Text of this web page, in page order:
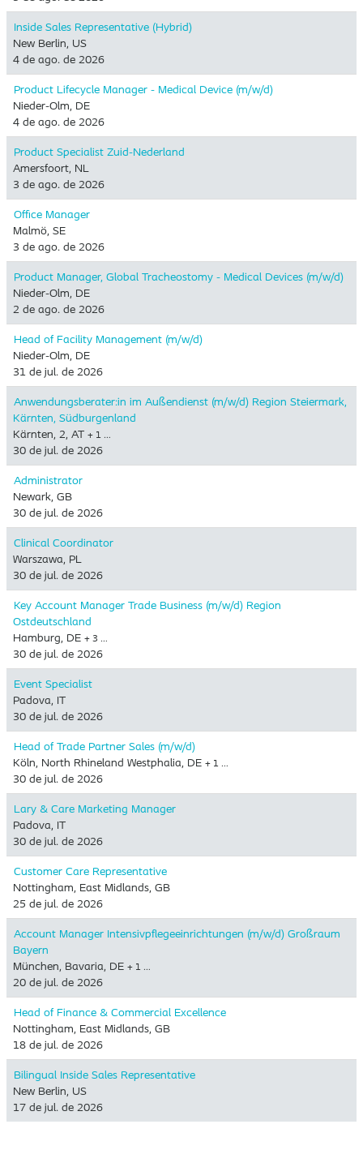
Inside Sales Representative (Hybrid) ​
New Berlin, US
4 de ago. de 2026
Product Lifecycle Manager - Medical Device (m/w/d)
Nieder-Olm, DE
4 de ago. de 2026
Product Specialist Zuid-Nederland
Amersfoort, NL
3 de ago. de 2026
Office Manager
Malmö, SE
3 de ago. de 2026
Product Manager, Global Tracheostomy - Medical Devices (m/w/d)
Nieder-Olm, DE
2 de ago. de 2026
Head of Facility Management (m/w/d)
Nieder-Olm, DE
31 de jul. de 2026
Anwendungsberater:in im Außendienst (m/w/d) Region Steiermark,
Kärnten, Südburgenland
Kärnten, 2, AT + 1 …
30 de jul. de 2026
Administrator
Newark, GB
30 de jul. de 2026
Clinical Coordinator
Warszawa, PL
30 de jul. de 2026
Key Account Manager Trade Business (m/w/d) Region
Ostdeutschland
Hamburg, DE + 3 …
30 de jul. de 2026
Event Specialist
Padova, IT
30 de jul. de 2026
Head of Trade Partner Sales (m/w/d)
Köln, North Rhineland Westphalia, DE + 1 …
30 de jul. de 2026
Lary & Care Marketing Manager
Padova, IT
30 de jul. de 2026
Customer Care Representative
Nottingham, East Midlands, GB
25 de jul. de 2026
Account Manager Intensivpflegeeinrichtungen (m/w/d) Großraum
Bayern
München, Bavaria, DE + 1 …
20 de jul. de 2026
Head of Finance & Commercial Excellence
Nottingham, East Midlands, GB
18 de jul. de 2026
Bilingual Inside Sales Representative
New Berlin, US
17 de jul. de 2026